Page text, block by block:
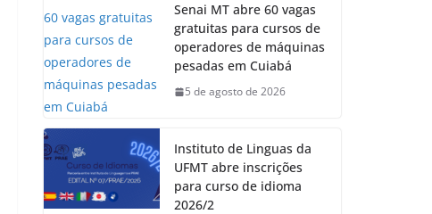
Senai MT abre 60 vagas
gratuitas para cursos de
operadores de máquinas
pesadas em Cuiabá
5 de agosto de 2026
Instituto de Linguas da
UFMT abre inscrições
para curso de idioma
2026/2